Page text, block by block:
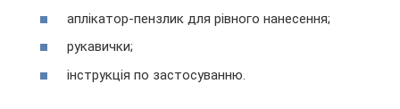
аплікатор-пензлик для рівного нанесення;
рукавички;
інструкція по застосуванню.